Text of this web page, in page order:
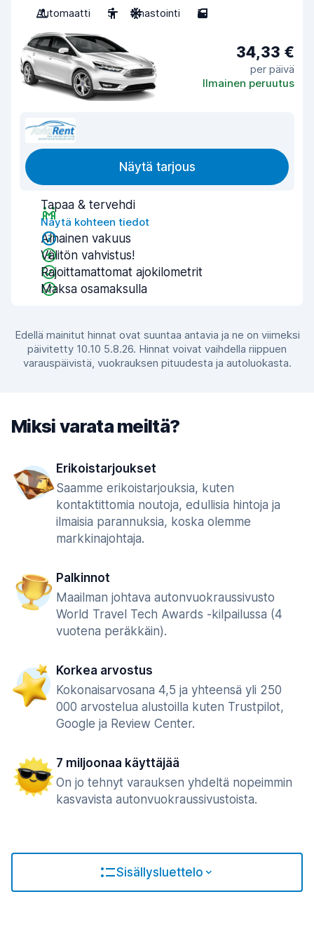
Automaatti
5 Ilmastointi 5
34,33 €
per päivä
Ilmainen peruutus
Näytä tarjous
Tapaa & tervehdi
Näytä kohteen tiedot
Alhainen vakuus
Välitön vahvistus!
Rajoittamattomat ajokilometrit
Maksa osamaksulla
Edellä mainitut hinnat ovat suuntaa antavia ja ne on viimeksi
päivitetty 10.10 5.8.26. Hinnat voivat vaihdella riippuen
varauspäivistä, vuokrauksen pituudesta ja autoluokasta.
Miksi varata meiltä?
Erikoistarjoukset
Saamme erikoistarjouksia, kuten
kontaktittomia noutoja, edullisia hintoja ja
ilmaisia parannuksia, koska olemme
markkinajohtaja.
Palkinnot
Maailman johtava autonvuokraussivusto
World Travel Tech Awards -kilpailussa (4
vuotena peräkkäin).
Korkea arvostus
Kokonaisarvosana 4,5 ja yhteensä yli 250
000 arvostelua alustoilla kuten Trustpilot,
Google ja Review Center.
7 miljoonaa käyttäjää
On jo tehnyt varauksen yhdeltä nopeimmin
kasvavista autonvuokraussivustoista.
Sisällysluettelo